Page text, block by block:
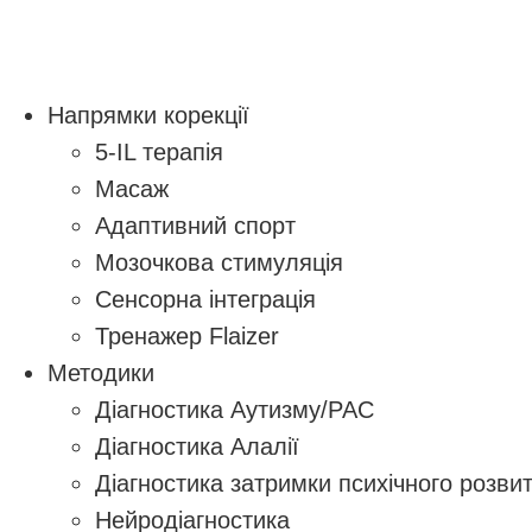
Напрямки корекції
5-IL терапія
Масаж
Адаптивний спорт
Мозочкова стимуляція
Сенсорна інтеграція
Тренажер Flaizer
Методики
Діагностика Аутизму/РАС
Діагностика Алалії
Діагностика затримки психічного
Нейродіагностика